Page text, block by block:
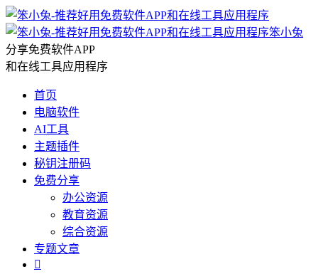
笨小兔
分享免费软件APP
和在线工具应用程序
首页
电脑软件
AI工具
主题插件
秘钥注册码
免费分享
办公资源
教育资源
综合资源
专题文章
